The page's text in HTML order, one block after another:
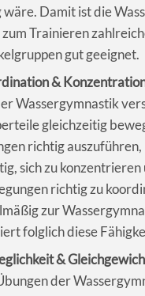
wäre. Damit ist die
zum Trainieren
gut geeignet.
&
Wassergymnastik
gleichzeitig
richtig auszuführen,
sich zu konzentrieren
richtig zu
zur
folglich diese
&
der